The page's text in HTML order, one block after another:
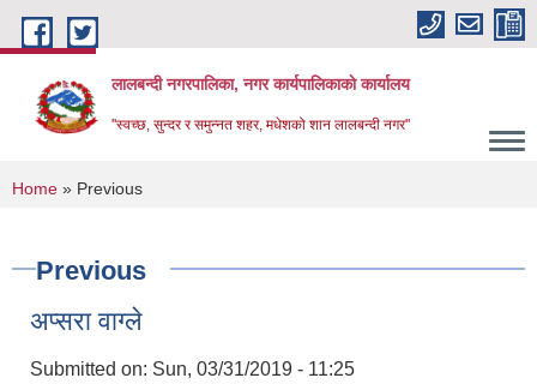
Skip to main content
लालबन्दी नगरपालिका, नगर कार्यपालिकाकाे कार्यालय
''स्वच्छ, सुन्दर र समुन्नत शहर, मधेशको शान लालबन्दी नगर''
You are here
Home » Previous
Previous
अप्सरा वाग्ले
Submitted on: Sun, 03/31/2019 - 11:25